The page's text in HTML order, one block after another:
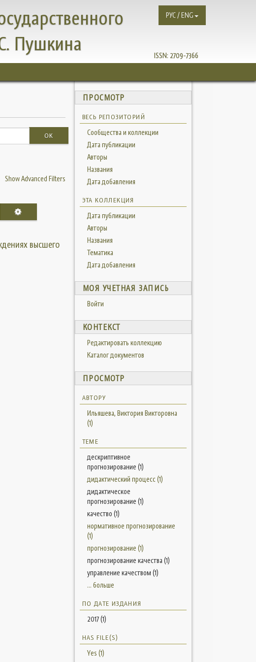
Пушкина
ISSN: 2709-7366
РУС / ENG
OK
Show Advanced Filters
высшего
ПРОСМОТР
ВЕСЬ РЕПОЗИТОРИЙ
Сообщества и коллекции
Дата публикации
Авторы
Названия
Дата добавления
ЭТА КОЛЛЕКЦИЯ
Дата публикации
Авторы
Названия
Тематика
Дата добавления
МОЯ УЧЕТНАЯ ЗАПИСЬ
Войти
КОНТЕКСТ
Редактировать коллекцию
Каталог документов
ПРОСМОТР
АВТОРУ
Ильяшева, Виктория Викторовна
(1)
ТЕМЕ
дескриптивное
прогнозирование (1)
дидактический процесс (1)
дидактическое
прогнозирование (1)
качество (1)
нормативное прогнозирование
(1)
прогнозирование (1)
прогнозирование качества (1)
управление качеством (1)
... больше
ПО ДАТЕ ИЗДАНИЯ
2017 (1)
HAS FILE(S)
Yes (1)